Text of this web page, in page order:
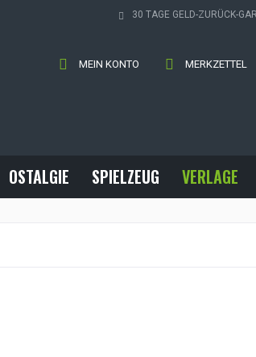
30 TAGE GELD-ZURÜCK-
MERKZETTEL
MEIN KONTO
OSTALGIE SPIELZEUG VERLAGE